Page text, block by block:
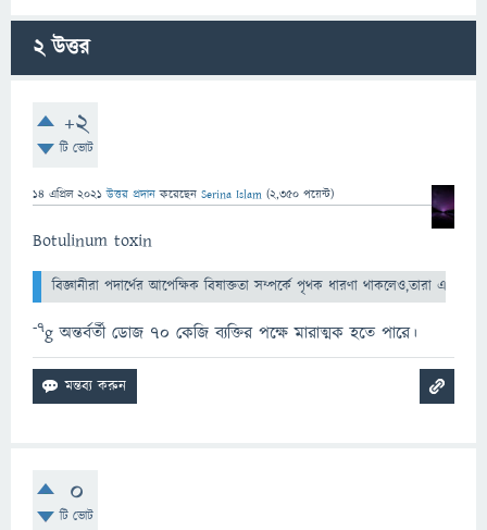
2উত্তর
+2
টি ভোট
14 এপ্রিল 2021 উত্তর প্রদান করেছেন Serina Islam (2,350 পয়েন্ট)
Botulinum toxin
বিজ্ঞানীরা পদার্থের আপেক্ষিক বিষাক্ততা সম্পর্কে পৃথক ধারণা থাকলেও,তারা
-7g অন্তর্বর্তী ডোজ 70 কেজি ব্যক্তির পক্ষে মারাত্মক হতে পারে।
0
টি ভোট